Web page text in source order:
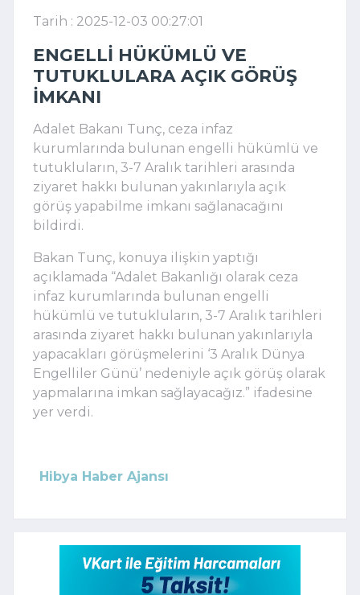
Tarih : 2025-12-03 00:27:01
ENGELLI HÜKÜMLÜ VE
TUTUKLULARA AÇIK GÖRÜŞ
IMKANI
Adalet Bakanı Tunç, ceza infaz
kurumlarında bulunan engelli hükümlü ve
tutukluların, 3-7 Aralık tarihleri arasında
ziyaret hakkı bulunan yakınlarıyla açık
görüş yapabilme imkanı sağlanacağını
bildirdi.
Bakan Tunç, konuya ilişkin yaptığı
açıklamada “Adalet Bakanlığı olarak ceza
infaz kurumlarında bulunan engelli
hükümlü ve tutukluların, 3-7 Aralık tarihleri
arasında ziyaret hakkı bulunan yakınlarıyla
yapacakları görüşmelerini ‘3 Aralık Dünya
Engelliler Günü’ nedeniyle açık görüş olarak
yapmalarına imkan sağlayacağız.” ifadesine
yer verdi.
Hibya Haber Ajansı